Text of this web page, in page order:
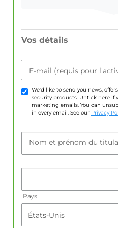
Vos détails
E-mail (requis pour
We'd like to send you news,
security products. Untick here if
marketing emails. You can
in every email. See our Privacy
Nom et prénom du
Pays